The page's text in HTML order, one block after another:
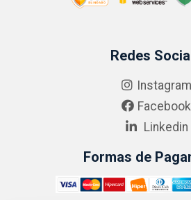
Redes
Instagram
Facebook
Linkedin
Formas de